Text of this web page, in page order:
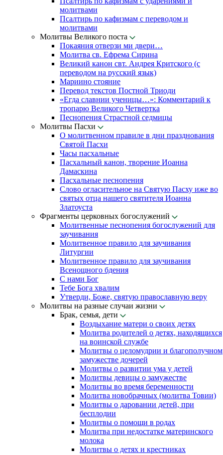
молитвами
Псалтирь по кафизмам с переводом и
молитвами
Молитвы Великого поста
Покаяния отверзи ми двери…
Молитва св. Ефрема Сирина
Великий канон свт. Андрея Критского (с
переводом на русский язык)
Мариино стояние
Перевод текстов Постной Триоди
«Егда славнии ученицы…»: Комментарий к
тропарю Великого Четвертка
Песнопения Страстной седмицы
Молитвы Пасхи
О молитвенном правиле в дни празднования
Святой Пасхи
Часы пасхальные
Пасхальный канон, творение Иоанна
Дамаскина
Пасхальные песнопения
Слово огласительное на Святую Пасху иже во
святых отца нашего святителя Иоанна
Златоуста
Фрагменты церковных богослужений
Молитвенные песнопения богослужений для
заучивания
Молитвенное правило для заучивания
Литургии
Молитвенное правило для заучивания
Всенощного бдения
С нами Бог
Тебе Бога хвалим
Утверди, Боже, святую православную веру
Молитвы на разные случаи жизни
Брак, семья, дети
Воздыхание матери о своих детях
Молитва родителей о детях, находящихся
на воинской службе
Молитвы о целомудрии и благополучном
замужестве дочерей
Молитвы о развитии ума у детей
Молитвы девицы о замужестве
Молитвы во время беременности
Молитва новобрачных (молитва Товии)
Молитвы о даровании детей, при
бесплодии
Молитвы о помощи в родах
Молитва при недостатке материнского
молока
Молитвы о детях и крестниках